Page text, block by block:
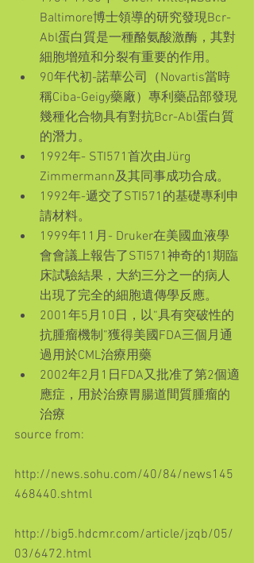
Baltimore博士領導的研究發現Bcr-
Abl蛋白質是一種酪氨酸激酶，其對
細胞增殖和分裂有重要的作用。
90年代初-諾華公司（Novartis當時
稱Ciba-Geigy藥廠）專利藥品部發現
幾種化合物具有對抗Bcr-Abl蛋白質
的潛力。
1992年- STI571首次由Jürg
Zimmermann及其同事成功合成。
1992年-遞交了STI571的基礎專利申
請材料。
1999年11月- Druker在美國血液學
會會議上報告了STI571神奇的1期臨
床試驗結果，大約三分之一的病人
出現了完全的細胞遺傳學反應。
2001年5月10日，以“具有突破性的
抗腫瘤機制”獲得美國FDA三個月通
過用於CML治療用藥
2002年2月1日FDA又批准了第2個適
應症，用於治療胃腸道間質腫瘤的
治療
source from:
http://news.sohu.com/40/84/news145
468440.shtml
http://big5.hdcmr.com/article/jzqb/05/
03/6472.html